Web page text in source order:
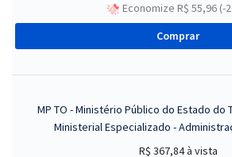
Economize R$ 55,96 (-
Comprar
MP TO - Ministério Público do Estado do
Ministerial Especializado -
R$ 367,84à vista